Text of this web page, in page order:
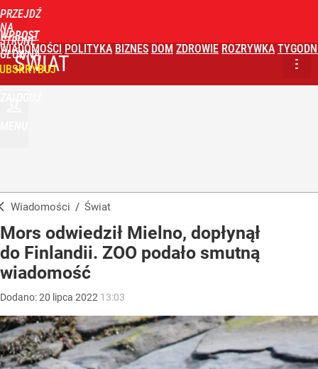
PRZEJDŹ
NA
STRONĘ
GŁÓWNĄ
WPROST
WIADOMOŚCI POLITYKA BIZNES DOM ZDROWIE ROZRYWKA
ŚWIAT
Wiadomości / Świat
Mors odwiedził Mielno, dopłynął
do Finlandii. ZOO podało smutną
wiadomość
Dodano:20 lipca 2022 13:03